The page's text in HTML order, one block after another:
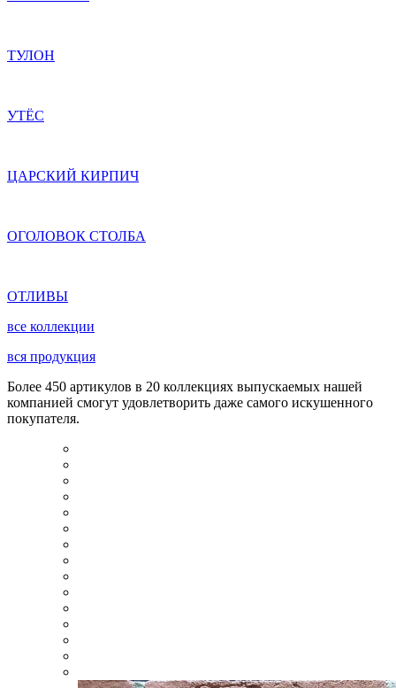
ТУЛОН
УТЁС
ЦАРСКИЙ КИРПИЧ
ОГОЛОВОК СТОЛБА
ОТЛИВЫ
все коллекции
вся продукция
Более 450 артикулов в 20 коллекциях выпускаемых нашей
компанией смогут удовлетворить даже самого искушенного
покупателя.